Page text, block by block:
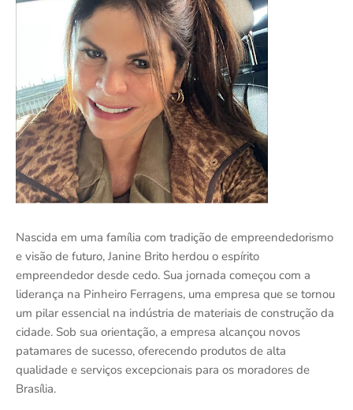
Nascida em uma família com tradição de empreendedorismo
e visão de futuro, Janine Brito herdou o espírito
empreendedor desde cedo. Sua jornada começou com a
liderança na Pinheiro Ferragens, uma empresa que se tornou
um pilar essencial na indústria de materiais de construção da
cidade. Sob sua orientação, a empresa alcançou novos
patamares de sucesso, oferecendo produtos de alta
qualidade e serviços excepcionais para os moradores de
Brasília.